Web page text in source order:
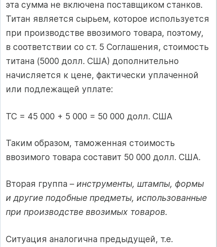
эта сумма не включена поставщиком станков.
Титан является сырьем, которое используется
при производстве ввозимого товара, поэтому,
в соответствии со ст. 5 Соглашения, стоимость
титана (5000 долл. США) дополнительно
начисляется к цене, фактически уплаченной
или подлежащей уплате:
ТС = 45 000 + 5 000 = 50 000 долл. США
Таким образом, таможенная стоимость
ввозимого товара составит 50 000 долл. США.
Вторая группа – инструменты, штампы, формы
и другие подобные предметы, использованные
при производстве ввозимых товаров.
Ситуация аналогична предыдущей, т.е.